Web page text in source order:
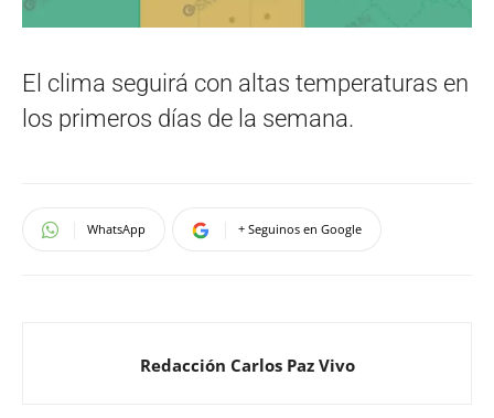
El clima seguirá con altas temperaturas en
los primeros días de la semana.
WhatsApp + Seguinos en Google
Redacción Carlos Paz Vivo